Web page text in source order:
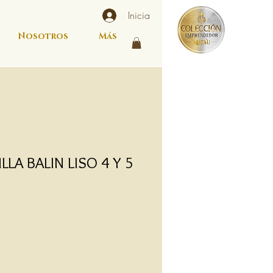
Nosotros Más
Inicia
BALIN LISO 4 Y 5